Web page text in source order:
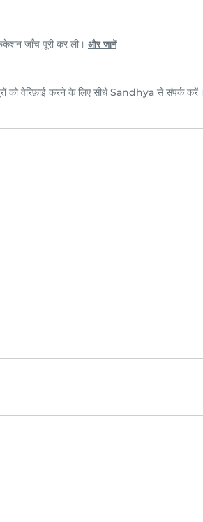
जाँच पूरी कर ली। और जानें
को वेरिफ़ाई करने के लिए सीधे Sandhya से संपर्क करें।